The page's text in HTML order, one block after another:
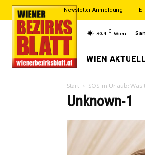
Newsletter-Anmeldung
30.4 C Wien
WIEN AKTUELL
Start SOS im Urlaub:
Unknown-1